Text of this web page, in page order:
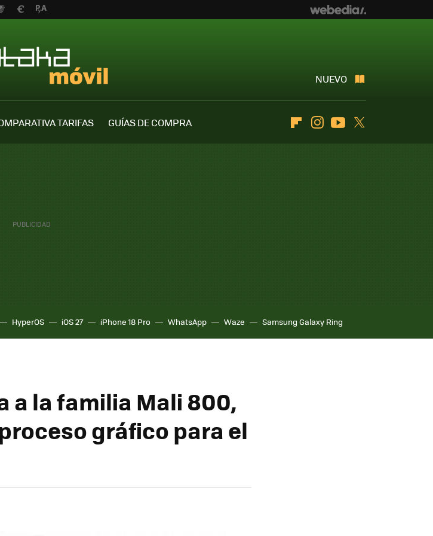
NUEVO
TARIFAS
GUÍAS DE COMPRA
FlipboardInstagramYoutube
HyperOS iOS 27 iPhone 18 Pro WhatsApp Waze Samsung Galaxy Ring
a la familia Mali 800,
gráfico para el